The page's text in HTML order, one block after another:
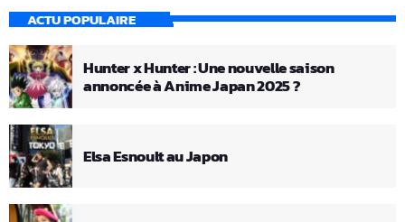
ACTU POPULAIRE
Hunter x Hunter : Une nouvelle saison
annoncée à Anime Japan 2025 ?
Elsa Esnoult au Japon